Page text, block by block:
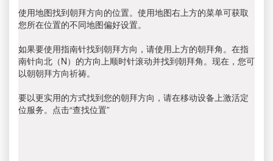
使用地图找到朝拜方向的位置。使用地图右上方的菜单可获取
您所在位置的不同地图偏好设置。
如果要使用指南针找到朝拜方向，请使用上方的朝拜角。在指
南针向北（N）的方向上顺时针滚动并找到朝拜角。现在，您可
以朝朝拜方向祈祷。
要以更实用的方式找到您的朝拜方向，请在移动设备上激活定
位服务。点击“查找位置”